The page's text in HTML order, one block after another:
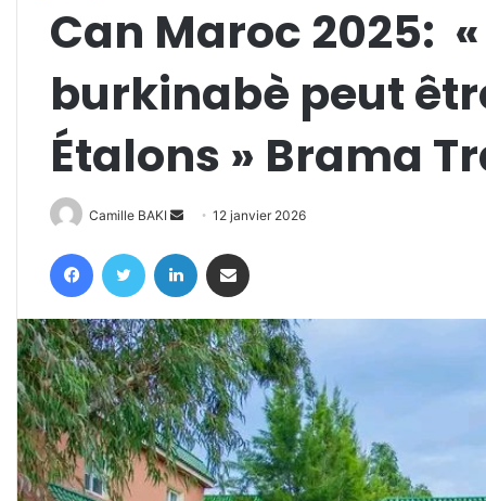
Can Maroc 2025:
burkinabè peut
Étalons » Brama
Camille BAKI
Envoyer
courriel
12 janvier 2026
FacebookTwitter Linkedin